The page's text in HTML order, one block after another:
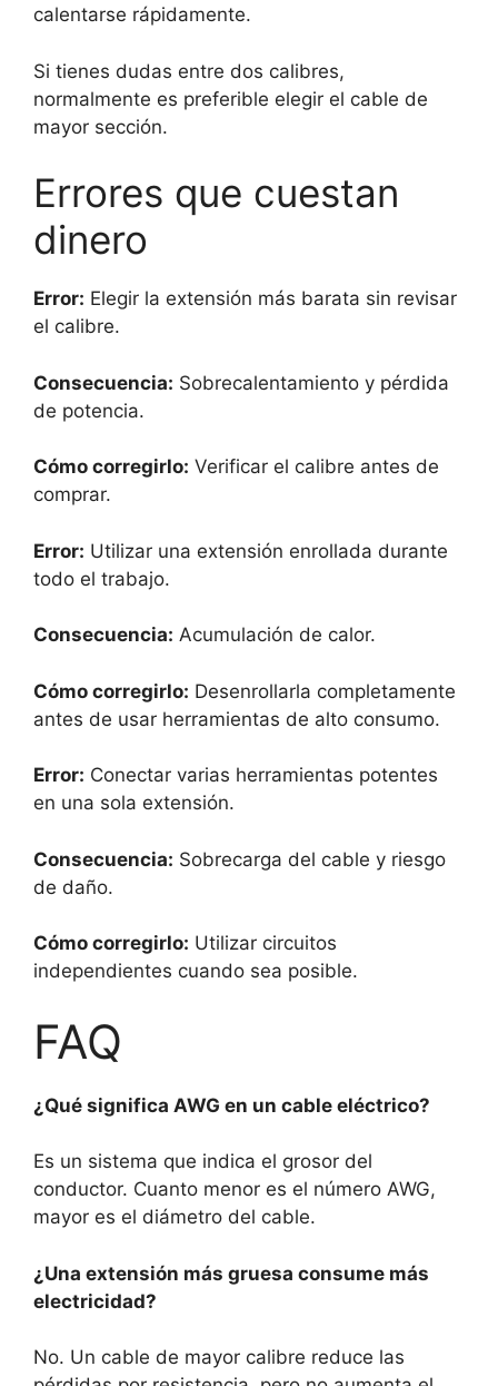
calentarse rápidamente.
Si tienes dudas entre dos calibres,
normalmente es preferible elegir el cable de
mayor sección.
Errores que cuestan
dinero
Error: Elegir la extensión más barata sin revisar
el calibre.
Consecuencia: Sobrecalentamiento y pérdida
de potencia.
Cómo corregirlo: Verificar el calibre antes de
comprar.
Error: Utilizar una extensión enrollada durante
todo el trabajo.
Consecuencia: Acumulación de calor.
Cómo corregirlo: Desenrollarla completamente
antes de usar herramientas de alto consumo.
Error: Conectar varias herramientas potentes
en una sola extensión.
Consecuencia: Sobrecarga del cable y riesgo
de daño.
Cómo corregirlo: Utilizar circuitos
independientes cuando sea posible.
FAQ
¿Qué significa AWG en un cable eléctrico?
Es un sistema que indica el grosor del
conductor. Cuanto menor es el número AWG,
mayor es el diámetro del cable.
¿Una extensión más gruesa consume más
electricidad?
No. Un cable de mayor calibre reduce las